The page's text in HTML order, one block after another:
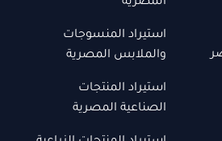
استيراد المنسوجات
والملابس المصرية
استيراد المنتجات
الصناعية المصرية